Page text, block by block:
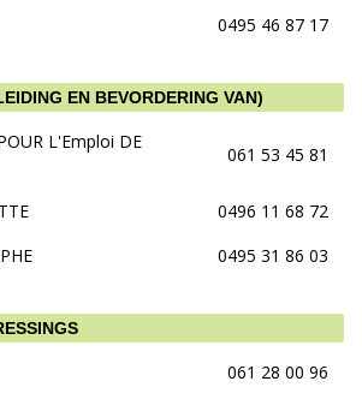
0495 46 87 17
EN BEVORDERING VAN)
L'Emploi DE
061 53 45 81
0496 11 68 72
0495 31 86 03
061 28 00 96